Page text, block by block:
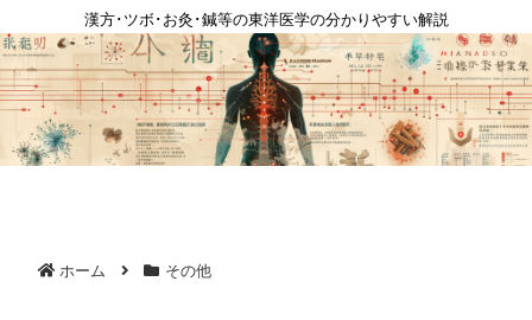
漢方･ツボ･お灸･鍼等の東洋医学の分かりやすい解説
ホーム その他